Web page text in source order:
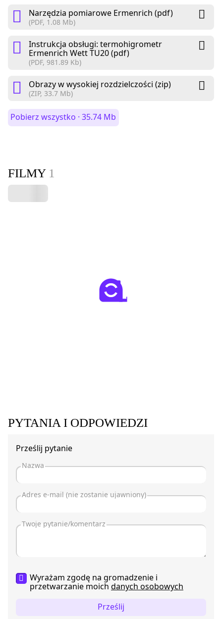
Narzędzia pomiarowe Ermenrich (pdf)
(PDF, 1.08 Mb)
Instrukcja obsługi: termohigrometr
Ermenrich Wett TU20 (pdf)
(PDF, 981.89 Kb)
Obrazy w wysokiej rozdzielczości (zip)
(ZIP, 33.7 Mb)
Pobierz wszystko · 35.74 Mb
FILMY 1
PYTANIA I ODPOWIEDZI
Prześlij pytanie
Wyrażam zgodę na gromadzenie i
przetwarzanie moich danych osobowych
Prześlij